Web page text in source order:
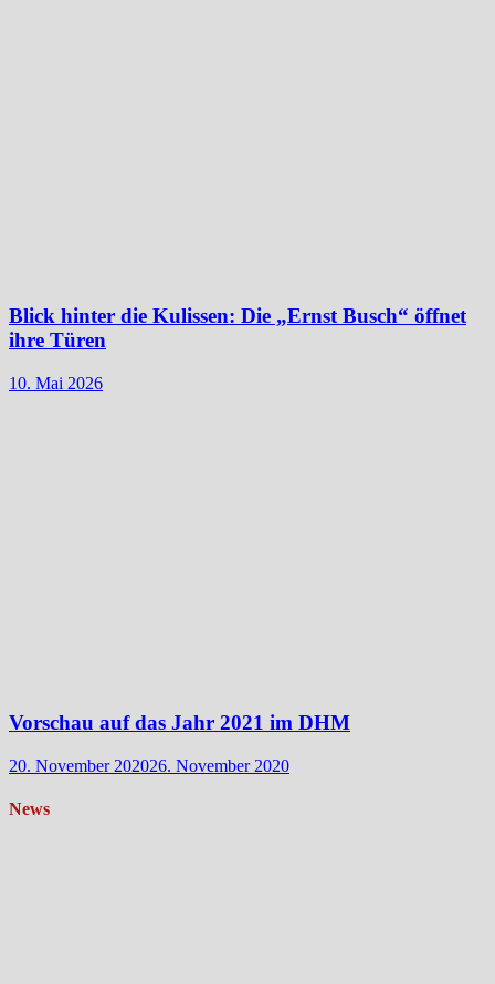
Blick hinter die Kulissen: Die „Ernst Busch“ öffnet
ihre Türen
10. Mai 2026
Vorschau auf das Jahr 2021 im DHM
20. November 202026. November 2020
News